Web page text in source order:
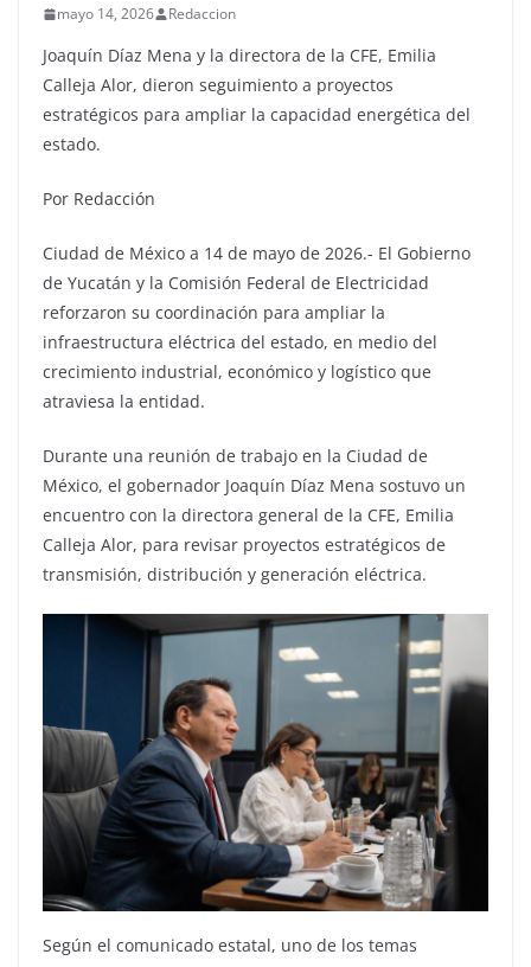
mayo 14, 2026 Redaccion
Joaquín Díaz Mena y la directora de la CFE, Emilia
Calleja Alor, dieron seguimiento a proyectos
estratégicos para ampliar la capacidad energética del
estado.
Por Redacción
Ciudad de México a 14 de mayo de 2026.- El Gobierno
de Yucatán y la Comisión Federal de Electricidad
reforzaron su coordinación para ampliar la
infraestructura eléctrica del estado, en medio del
crecimiento industrial, económico y logístico que
atraviesa la entidad.
Durante una reunión de trabajo en la Ciudad de
México, el gobernador Joaquín Díaz Mena sostuvo un
encuentro con la directora general de la CFE, Emilia
Calleja Alor, para revisar proyectos estratégicos de
transmisión, distribución y generación eléctrica.
Según el comunicado estatal, uno de los temas